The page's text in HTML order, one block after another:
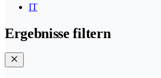
IT
Ergebnisse filtern